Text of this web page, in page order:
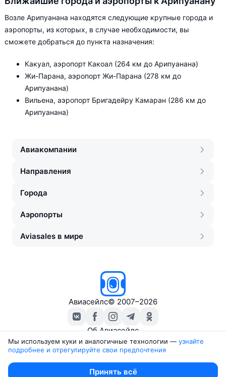
Возле Арипуанана находятся следующие крупные города и
аэропорты, из которых, в случае необходимости, вы
сможете добраться до пункта назначения:
Какуал, аэропорт Какоал (264 км до Арипуанана)
Жи-Парана, аэропорт Жи-Парана (278 км до
Арипуанана)
Вильена, аэропорт Бригадейру Камаран (286 км до
Арипуанана)
Авиакомпании
Направления
Города
Аэропорты
Aviasales в мире
Авиасейлс© 2007–2026
Об Авиасейлс
Пресс‑центр
Travelpayouts
Юридические документы
Мы используем куки и аналогичные технологии — узнайте
подробнее и отрегулируйте свои предпочтения
Принять всё